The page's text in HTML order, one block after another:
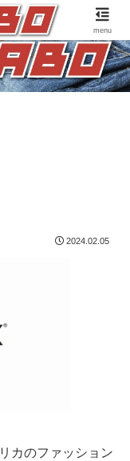
テムのご紹介です。
2024.02.05
カのファッション
menu